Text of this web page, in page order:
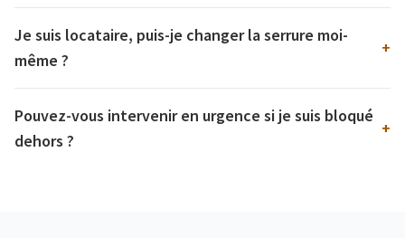
Je suis locataire, puis-je changer la serrure moi-
même ?
+
Pouvez-vous intervenir en urgence si je suis bloqué
dehors ?
+